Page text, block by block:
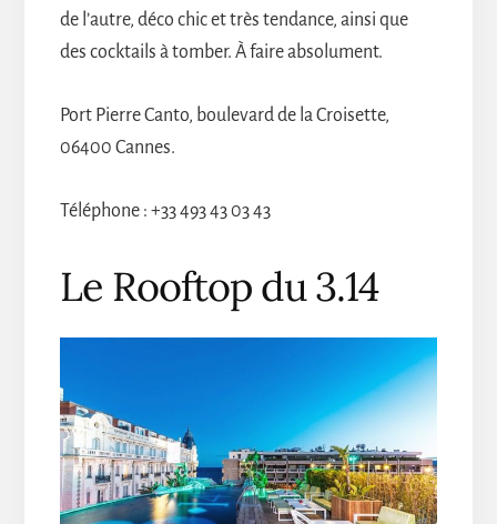
de l’autre, déco chic et très tendance, ainsi que
des cocktails à tomber. À faire absolument.
Port Pierre Canto, boulevard de la Croisette,
06400 Cannes.
Téléphone : +33 493 43 03 43
Le Rooftop du 3.14